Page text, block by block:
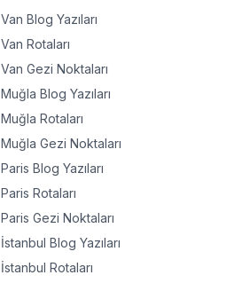
Van Blog Yazıları
Van Rotaları
Van Gezi Noktaları
Muğla Blog Yazıları
Muğla Rotaları
Muğla Gezi Noktaları
Paris Blog Yazıları
Paris Rotaları
Paris Gezi Noktaları
İstanbul Blog Yazıları
İstanbul Rotaları